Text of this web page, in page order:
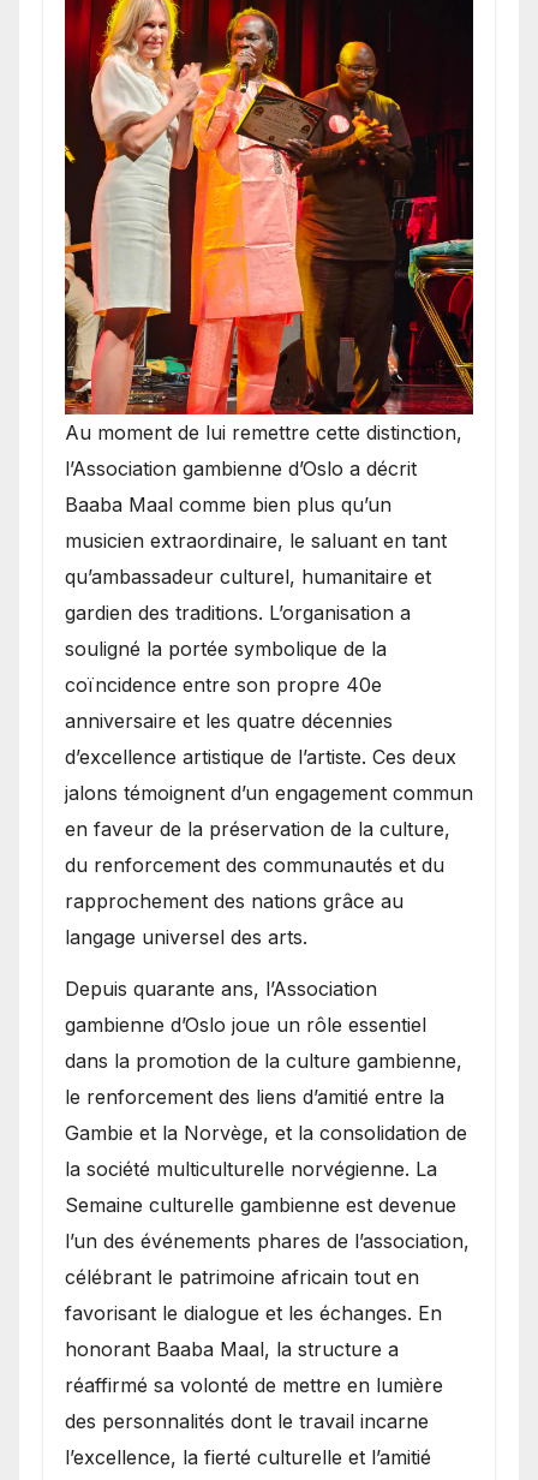
​Au moment de lui remettre cette distinction,
l’Association gambienne d’Oslo a décrit
Baaba Maal comme bien plus qu’un
musicien extraordinaire, le saluant en tant
qu’ambassadeur culturel, humanitaire et
gardien des traditions. L’organisation a
souligné la portée symbolique de la
coïncidence entre son propre 40e
anniversaire et les quatre décennies
d’excellence artistique de l’artiste. Ces deux
jalons témoignent d’un engagement commun
en faveur de la préservation de la culture,
du renforcement des communautés et du
rapprochement des nations grâce au
langage universel des arts.
​Depuis quarante ans, l’Association
gambienne d’Oslo joue un rôle essentiel
dans la promotion de la culture gambienne,
le renforcement des liens d’amitié entre la
Gambie et la Norvège, et la consolidation de
la société multiculturelle norvégienne. La
Semaine culturelle gambienne est devenue
l’un des événements phares de l’association,
célébrant le patrimoine africain tout en
favorisant le dialogue et les échanges. En
honorant Baaba Maal, la structure a
réaffirmé sa volonté de mettre en lumière
des personnalités dont le travail incarne
l’excellence, la fierté culturelle et l’amitié